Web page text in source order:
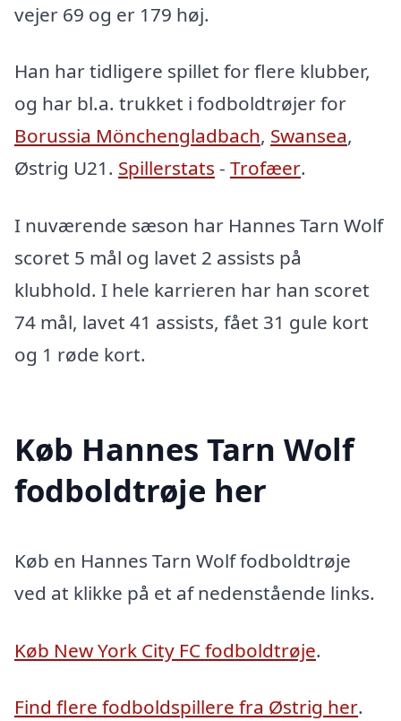
vejer 69 og er 179 høj.
Han har tidligere spillet for flere klubber,
og har bl.a. trukket i fodboldtrøjer for
Borussia Mönchengladbach, Swansea,
Østrig U21. Spillerstats - Trofæer.
I nuværende sæson har Hannes Tarn Wolf
scoret 5 mål og lavet 2 assists på
klubhold. I hele karrieren har han scoret
74 mål, lavet 41 assists, fået 31 gule kort
og 1 røde kort.
Køb Hannes Tarn Wolf
fodboldtrøje her
Køb en Hannes Tarn Wolf fodboldtrøje
ved at klikke på et af nedenstående links.
Køb New York City FC fodboldtrøje.
Find flere fodboldspillere fra Østrig her.